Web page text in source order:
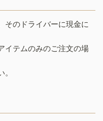
そのドライバーに現金に
イテムのみのご注文の場